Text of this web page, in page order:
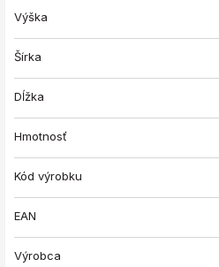
Výška
Šírka
Dĺžka
Hmotnosť
Kód výrobku
EAN
Výrobca